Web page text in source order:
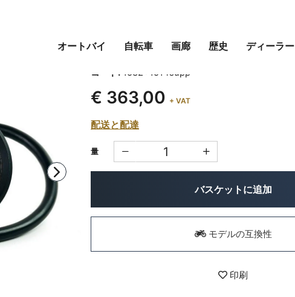
オートバイ 自転車 画廊 歴史 ディーラー
80MMをサポートするデジタル計器
コード: 1582+1514supp
€ 363,00 + VAT
配送と配達
量
バスケットに追加
モデルの互換性
印刷